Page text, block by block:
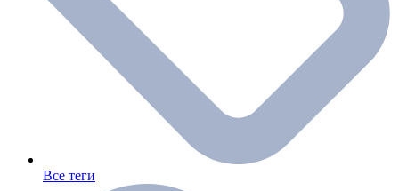
Все теги